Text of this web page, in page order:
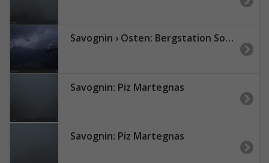
Savognin › Osten: Bergstation Somtgant - Piz Mitgel - Corn da Tinizong
Savognin: Piz Martegnas
Savognin: Piz Martegnas